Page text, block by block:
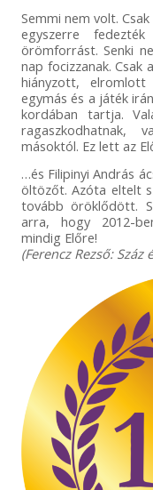
Semmi nem volt.
egyszerre
örömforrást. Senki
nap focizzanak. Csak
hiányzott,
egymás és a játék
kordában tartja.
ragaszkodhatnak,
másoktól. Ez lett az
…és Filipinyi András
öltözőt. Azóta eltelt
tovább öröklődött.
arra, hogy 2012-
mindig Előre!
(Ferencz Rezső: Száz